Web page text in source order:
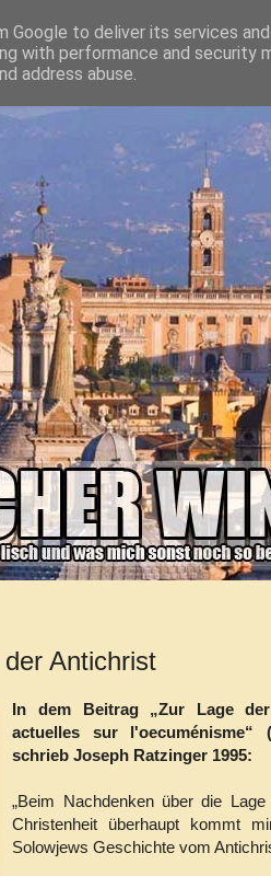
Antichrist
In dem Beitrag „Zur Lage
actuelles sur l'oecuménisme“
schrieb Joseph Ratzinger 1995:
„Beim Nachdenken über die
Christenheit überhaupt kommt
Solowjews Geschichte vom
Google to deliver its services
with performance and
address abuse.